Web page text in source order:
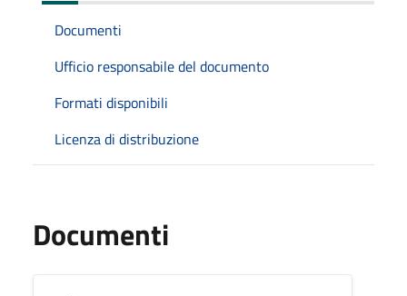
Documenti
Ufficio responsabile del documento
Formati disponibili
Licenza di distribuzione
Documenti